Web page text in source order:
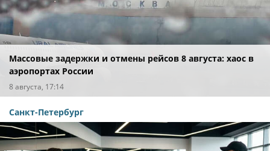
Массовые задержки и отмены рейсов 8 августа: хаос в
аэропортах России
8 августа, 17:14
Санкт-Петербург